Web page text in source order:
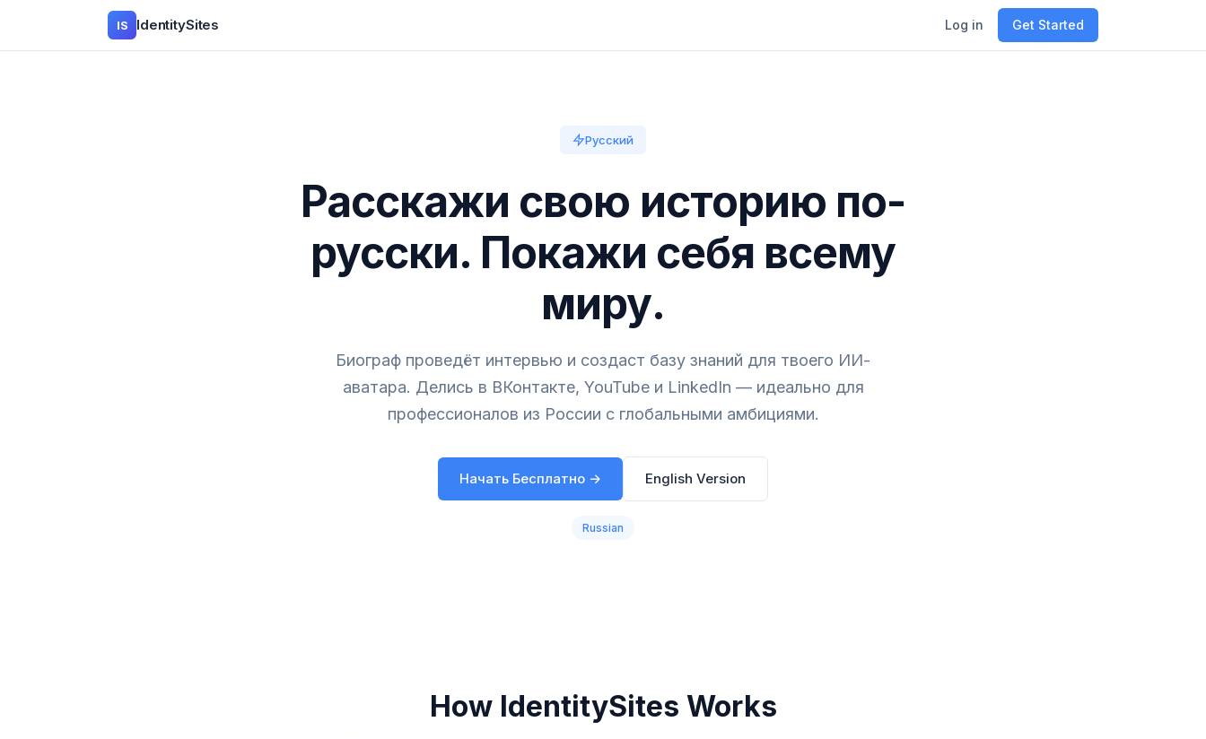
IS IdentitySites Log in Get Started
Русский
Расскажи свою историю по-
русски. Покажи себя всему
миру.
Биограф проведёт интервью и создаст базу знаний для твоего ИИ-
аватара. Делись в ВКонтакте, YouTube и LinkedIn — идеально для
профессионалов из России с глобальными амбициями.
Начать Бесплатно → English Version
Russian
How IdentitySites Works